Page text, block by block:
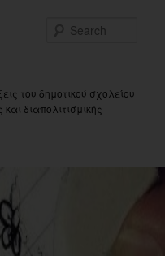
του δημοτικού σχολείου
διαπολιτισμικής